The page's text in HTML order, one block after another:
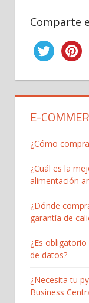
Comparte
E-
¿Cómo
¿Cuál es la
alimentación
¿Dónde
garantía de
¿Es
de datos?
¿Necesita tu
Business